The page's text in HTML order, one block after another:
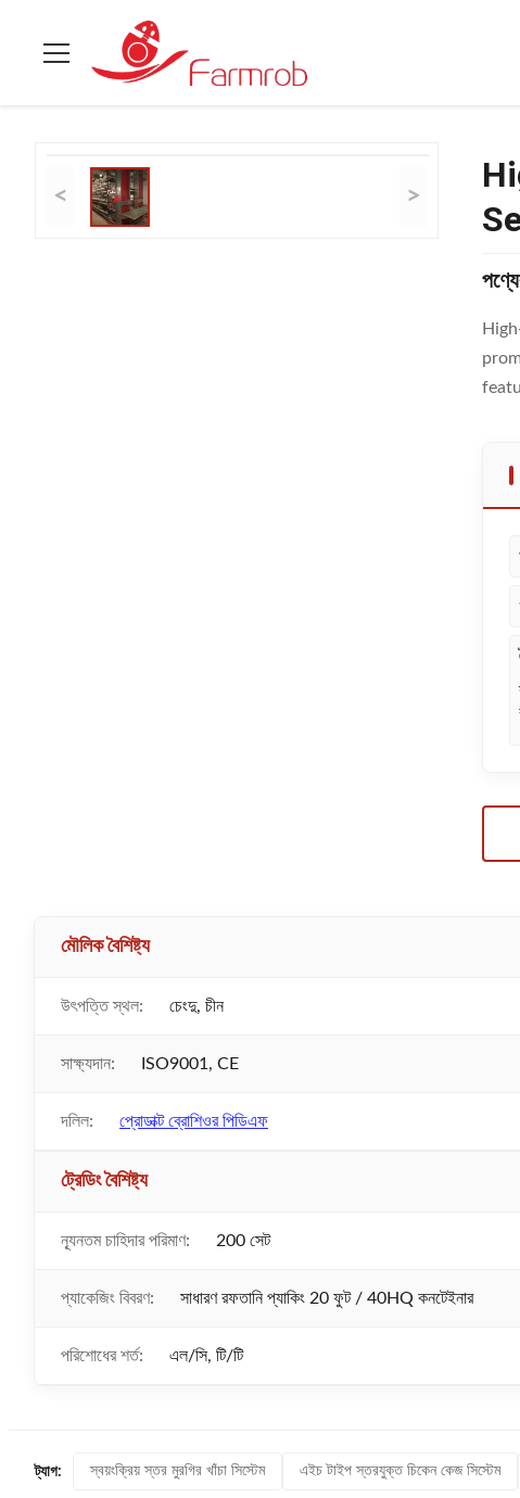
স্তরযুক্ত চিকেন কেজ সিস্টেম
< >
মৌলিক বৈশিষ্ট্য
উৎপত্তি স্থল: চেংদু, চীন
সাক্ষ্যদান: ISO9001, CE
দলিল: প্রোডাক্ট ব্রোশিওর পিডিএফ
ট্রেডিং বৈশিষ্ট্য
ন্যূনতম চাহিদার পরিমাণ: 200 সেট
প্যাকেজিং বিবরণ: সাধারণ রফতানি প্যাকিং 20 ফুট / 40HQ কনটেইনার
পরিশোধের শর্ত: এল/সি, টি/টি
ট্যাগ: স্বয়ংক্রিয় স্তর মুরগির খাঁচা সিস্টেম এইচ টাইপ স্তরযুক্ত চিকেন কেজ সিস্টেম